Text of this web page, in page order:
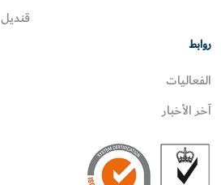
قنديل
روابط
الفعاليات
آخر الأخبار